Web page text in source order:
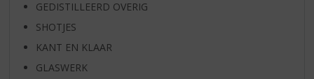
GEDISTILLEERD OVERIG
SHOTJES
KANT EN KLAAR
GLASWERK